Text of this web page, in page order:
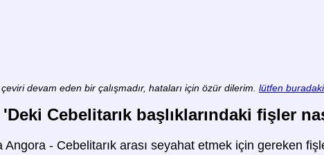
devam eden bir çalışmadır, hataları için özür dilerim. lütfen
Cebelitarık başlıklarındaki fişler
Angora - Cebelitarık arası seyahat etmek için gereken